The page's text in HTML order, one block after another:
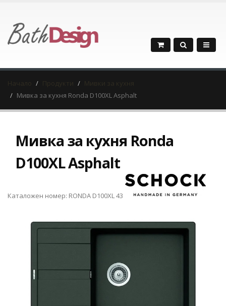
Начало Продукти
Мивки за кухня
Мивка за кухня Ronda D100XL Asphalt
Мивка за кухня Ronda
D100XL Asphalt
Каталожен номер: RONDA D100XL 43